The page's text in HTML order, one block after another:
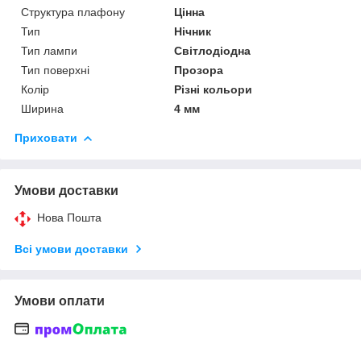
Структура плафону
Цінна
Тип
Нічник
Тип лампи
Світлодіодна
Тип поверхні
Прозора
Колір
Різні кольори
Ширина
4 мм
Приховати
Умови доставки
Нова Пошта
Всі умови доставки
Умови оплати